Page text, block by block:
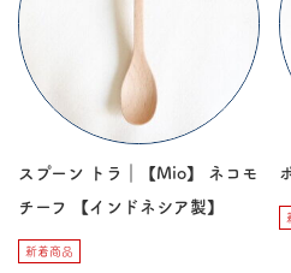
スプーン トラ｜【Mio】 ネコモ
チーフ 【インドネシア製】
新着商品